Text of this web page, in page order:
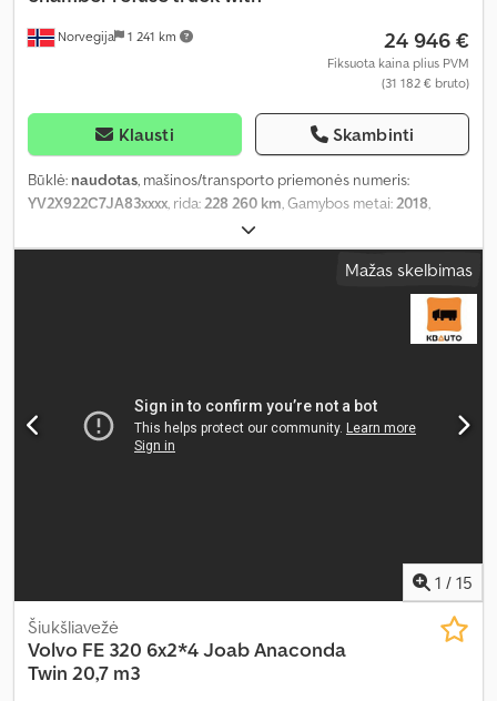
Norvegija 1 241 km 24 946 €
Fiksuota kaina plius PVM
(31 182 € bruto)
Klausti Skambinti
Būklė: naudotas, mašinos/transporto priemonės numeris:
YV2X922C7JA83xxxx, rida:228 260 km, Gamybos metai:2018,
Mažas skelbimas
1 / 15
Šiukšliavežė
Volvo FE 320 6x2*4 Joab Anaconda
Twin 20,7 m3